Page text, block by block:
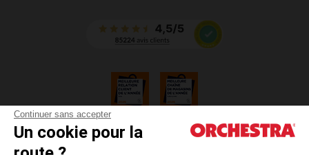
Continuer sans accepter
Un cookie pour la